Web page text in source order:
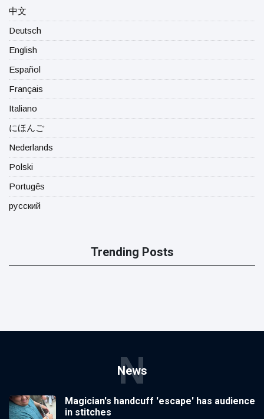
中文
Deutsch
English
Español
Français
Italiano
にほんご
Nederlands
Polski
Portugês
русский
Trending Posts
News
N
Magician's handcuff 'escape' has audience
in stitches